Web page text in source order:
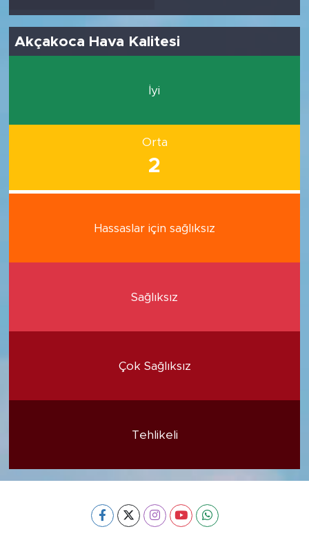
Akçakoca Hava Kalitesi
İyi
Orta
2
Hassaslar için sağlıksız
Sağlıksız
Çok Sağlıksız
Tehlikeli